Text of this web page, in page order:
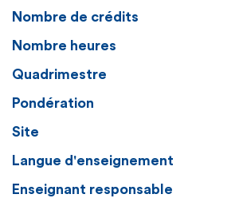
Nombre de crédits
Nombre heures
Quadrimestre
Pondération
Site
Langue d'enseignement
Enseignant responsable